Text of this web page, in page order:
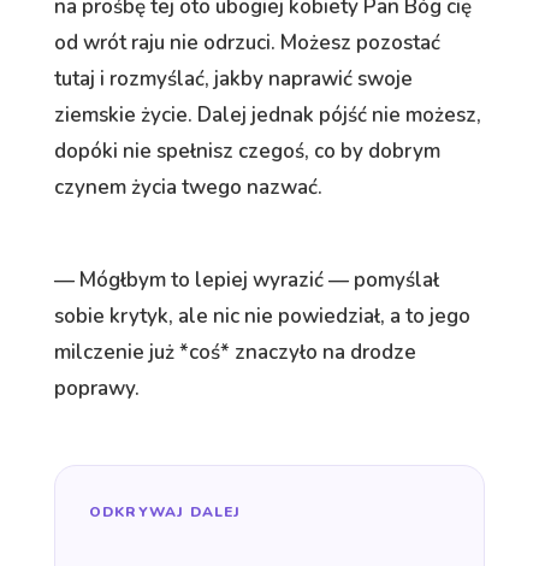
na prośbę tej oto ubogiej kobiety Pan Bóg cię
od wrót raju nie odrzuci. Możesz pozostać
tutaj i rozmyślać, jakby naprawić swoje
ziemskie życie. Dalej jednak pójść nie możesz,
dopóki nie spełnisz czegoś, co by dobrym
czynem życia twego nazwać.
— Mógłbym to lepiej wyrazić — pomyślał
sobie krytyk, ale nic nie powiedział, a to jego
milczenie już *coś* znaczyło na drodze
poprawy.
ODKRYWAJ DALEJ